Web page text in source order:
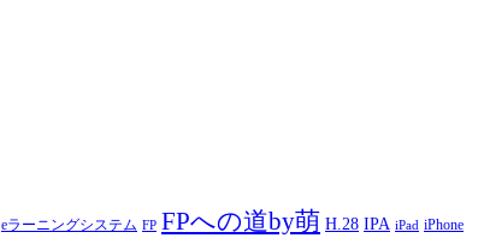
eラーニングシステム FP FPへの道by萌 H.28 IPA iPad iPhone